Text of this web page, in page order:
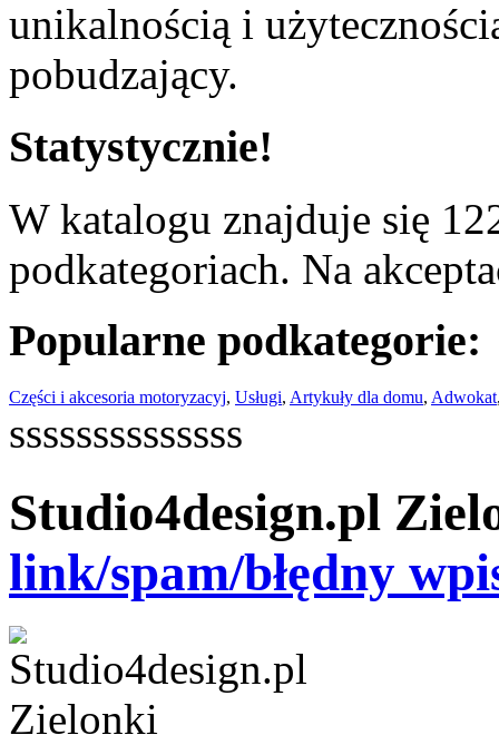
unikalnością i
pobudzający.
Statystycznie!
W katalogu znajduje się
podkategoriach. Na
Popularne podkategorie:
Części i akcesoria motoryzacyj, Usługi, Artykuły dla domu, Adwokat
ssssssssssssss
Studio4design.pl
link/spam/błędny